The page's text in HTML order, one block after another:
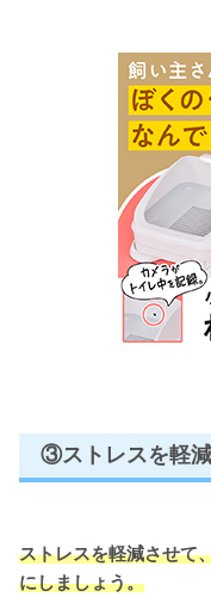
③ストレスを軽
ストレスを軽減させて
にしましょう。